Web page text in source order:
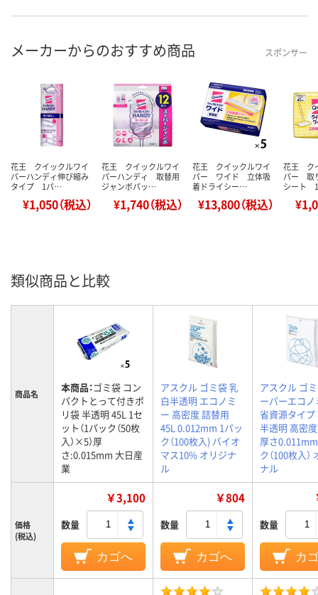
メーカーからのおすすめ商品 スポンサー
花王 クイックルワイ
パーハンディ伸び縮み
タイプ 1パ…
¥1,050（税込）
花王 クイックルワイ
パーハンディ 取替用
ジャンボパッ…
¥1,740（税込）
花王 クイックルワイ
パー ワイド 立体吸
着ドライシー…
¥13,800（税込）
花王 ク
パー 取
シート
類似商品と比較
商品名 本商品：ゴミ袋 コン
パクトとって付きポ
リ袋 半透明 45L 1セ
ット（1パック（50枚
入）×5）厚
さ:0.015mm 大日産
業
アスクル ゴミ袋 乳
白半透明 エコノミ
ー 高密度 詰替用
45L 0.012mm 1パッ
ク（100枚入) バイオ
マス10% オリジナ
ル
アスクル ゴ
ーパーエコノ
省資源タイプ
半透明 高密
厚さ
ク（100枚入）
ナル
価格
(税込)
￥3,100
数量
カゴへ
￥804
数量
カゴへ
数量
カ